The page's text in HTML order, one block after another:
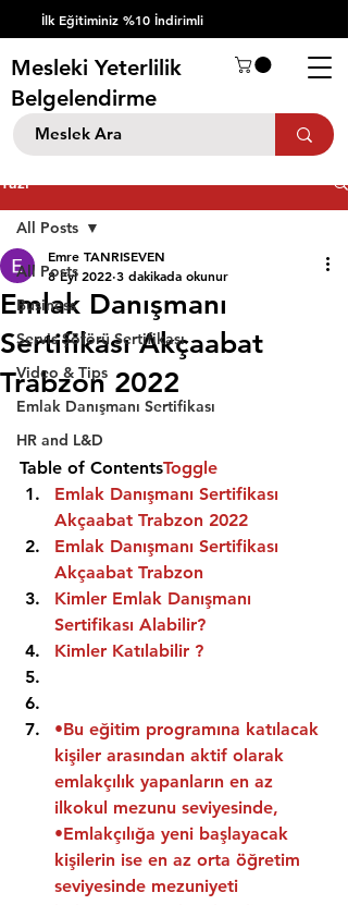
İlk Eğitiminiz %10 İndirimli
Mesleki Yeterlilik
Belgelendirme
Yazı
All Posts
Business
Servis Şöförü Sertifikası
Video & Tips
Emlak Danışmanı Sertifikası
HR and L&D
All Posts
Emlak Danışmanı
Sertifikası Akçaabat
Trabzon 2022
Emre TANRISEVEN
8 Eyl 2022 3 dakikada okunur
Table of ContentsToggle
Emlak Danışmanı Sertifikası
Akçaabat Trabzon 2022
Emlak Danışmanı Sertifikası
Akçaabat Trabzon
Kimler Emlak Danışmanı
Sertifikası Alabilir?
Kimler Katılabilir ?
•Bu eğitim programına katılacak
kişiler arasından aktif olarak
emlakçılık yapanların en az
ilkokul mezunu seviyesinde,
•Emlakçılığa yeni başlayacak
kişilerin ise en az orta öğretim
seviyesinde mezuniyeti